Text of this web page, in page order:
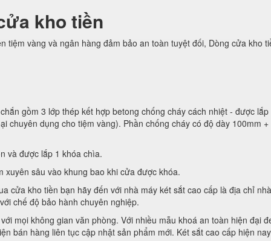
kho tiền
tiệm vàng và ngân hàng đảm bảo an toàn tuyệt đối, Dòng cửa kho
gồm 3 lớp thép kết hợp betong chống cháy cách nhiệt - được lắp
chuyên dụng cho tiệm vàng). Phần chống cháy có độ dày 100mm
và được lắp 1 khóa chìa.
sâu vào khung bao khi cửa được khóa.
cửa kho tiền bạn hãy đến với nhà máy két sắt cao cấp là địa chỉ
chế độ bảo hành chuyên nghiệp.
mọi không gian văn phòng. Với nhiều mẫu khoá an toàn hiện đại
bán hàng liên tục cập nhật sản phẩm mới. Két sắt cao cấp hiện